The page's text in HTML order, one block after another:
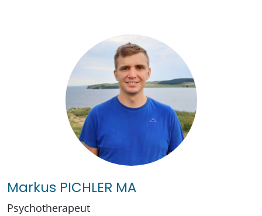
Markus PICHLER MA
Psychotherapeut